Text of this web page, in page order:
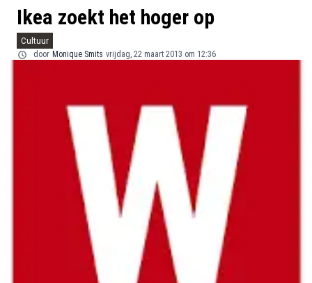
Ikea zoekt het hoger op
Cultuur
door Monique Smits vrijdag, 22 maart 2013 om 12:36